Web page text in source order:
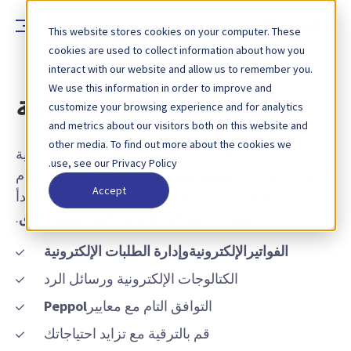
This website stores cookies on your computer. These
cookies are used to collect information about how you
interact with our website and allow us to remember you.
We use this information in order to improve and
customize your browsing experience and for analytics
and metrics about our visitors both on this website and
other media. To find out more about the cookies we
use, see our Privacy Policy.
Accept
الفواتير الإلكترونية المجانية
أداة متكاملة للفواتير الإلكترونية والمعاملات التجارية
تطبيقنا على الويب أو قم بدمجهمع نظام
تخطيط موارد المؤسسة (ERP) الخاص بك. ابدأ
.
الفواتيرالإلكترونيةوإدارة الطلبات الإلكترونية
الكتالوجات الإلكترونية ورسائل الرد
التوافق التام مع معاييرPeppol
قم بالترقية مع تزايد احتياجاتك